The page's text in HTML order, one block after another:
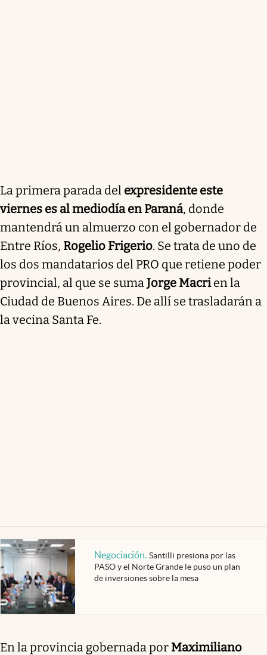
La primera parada del expresidente este
viernes es al mediodía en Paraná, donde
mantendrá un almuerzo con el gobernador de
Entre Ríos, Rogelio Frigerio. Se trata de uno de
los dos mandatarios del PRO que retiene poder
provincial, al que se sumaJorge Macrien la
Ciudad de Buenos Aires. De allí se trasladarán a
la vecina Santa Fe.
Negociación. Santilli presiona por las
PASO y el Norte Grande le puso un plan
de inversiones sobre la mesa
En la provincia gobernada por Maximiliano